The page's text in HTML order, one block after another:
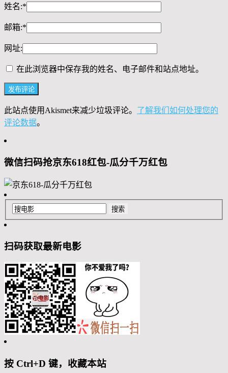
姓名:*
邮箱:*
网址:
在此浏览器中保存我的姓名、电子邮件和站点地址。
此站点使用Akismet来减少垃圾评论。 了解我们如何处理您的
评论数据。
微信扫码抢京东618红包-瓜分千万红包
扫码获取最新电影
按 Ctrl+D 键，收藏本站